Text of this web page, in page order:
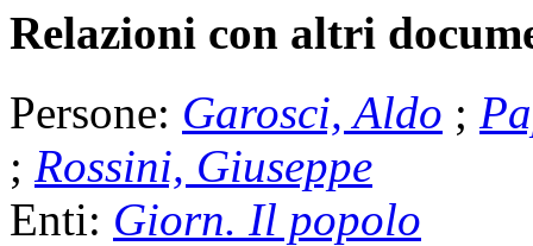
Relazioni con altri
Persone: Garosci, Aldo ;
; Rossini, Giuseppe
Enti: Giorn. Il popolo